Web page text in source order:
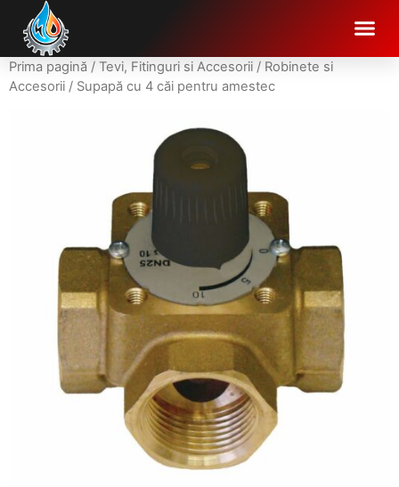
Prima pagină / Tevi, Fitinguri si Accesorii / Robinete si
Accesorii / Supapă cu 4 căi pentru amestec